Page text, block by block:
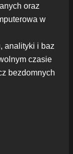
oraz
w
analityki i baz
czasie
bezdomnych